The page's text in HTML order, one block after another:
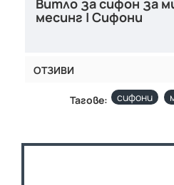
Витло за сифон за
месинг | Сифони
ОТЗИВИ
Тагове: сифони